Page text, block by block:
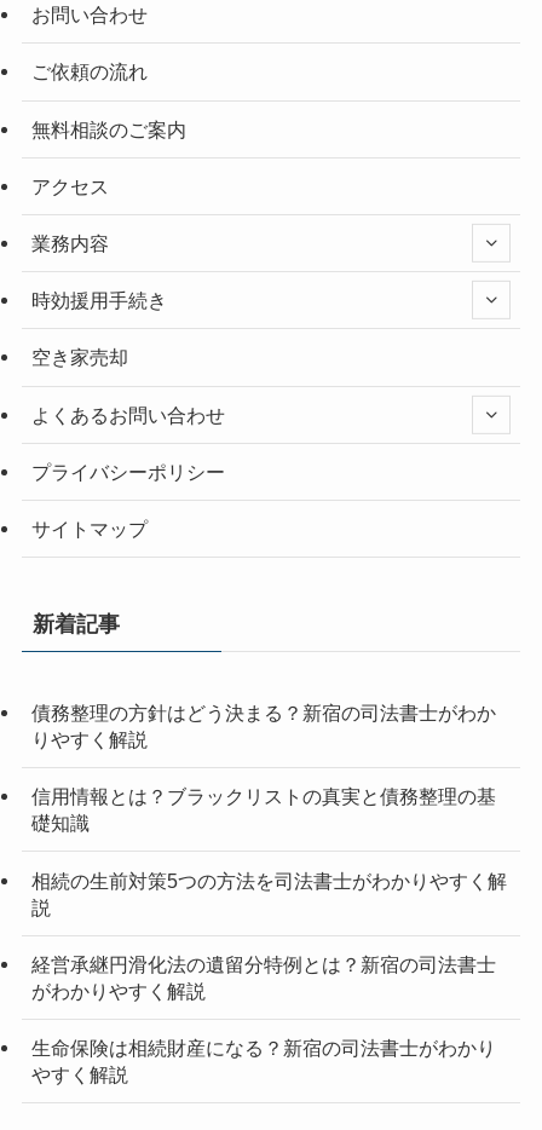
お問い合わせ
ご依頼の流れ
無料相談のご案内
アクセス
業務内容
時効援用手続き
空き家売却
よくあるお問い合わせ
プライバシーポリシー
サイトマップ
新着記事
債務整理の方針はどう決まる？新宿の司法書士がわか
りやすく解説
信用情報とは？ブラックリストの真実と債務整理の基
礎知識
相続の生前対策5つの方法を司法書士がわかりやすく解
説
経営承継円滑化法の遺留分特例とは？新宿の司法書士
がわかりやすく解説
生命保険は相続財産になる？新宿の司法書士がわかり
やすく解説